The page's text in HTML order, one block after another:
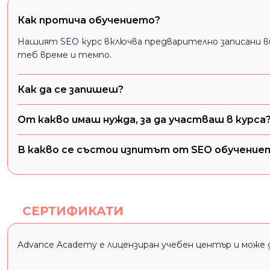
Как протича обучението?
Нашият SEO курс включва предварително записани
теб време и темпо.
Как да се запишеш?
От какво имаш нужда, за да участваш в
В какво се състои изпитът от SEO
СЕРТИФИКАТИ
Advance Academy е лицензиран учебен център и